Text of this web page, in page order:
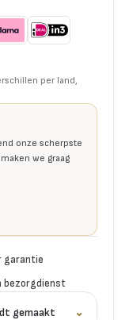
per land,
onze scherpste
we graag
garantie
bezorgdienst
gemaakt ⌄